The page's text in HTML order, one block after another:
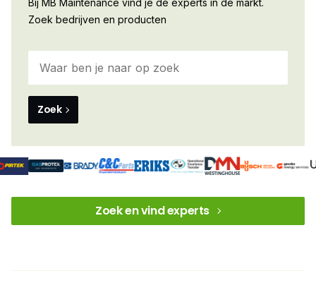
Bij MB Maintenance vind je dé experts in de markt.
Zoek bedrijven en producten
Zoek
Zoek en vind experts